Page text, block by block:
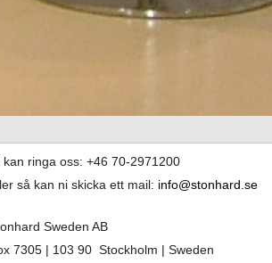
kan ringa oss: +46 70-2971200
så kan ni skicka ett mail: info@stonhard.se
Sweden AB
7305| 103 90 Stockholm | Sweden